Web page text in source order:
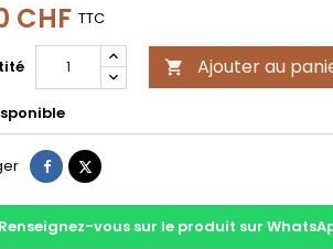
CHF TTC
 Ajouter au
PartagerTweet
vous sur le produit sur